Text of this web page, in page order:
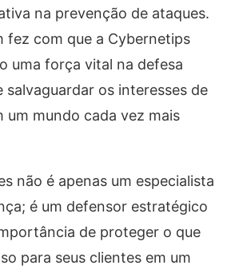
na prevenção de ataques.
fez com que a Cybernetips
uma força vital na defesa
salvaguardar os interesses de
um mundo cada vez mais
não é apenas um especialista
é um defensor estratégico
de proteger o que
para seus clientes em um